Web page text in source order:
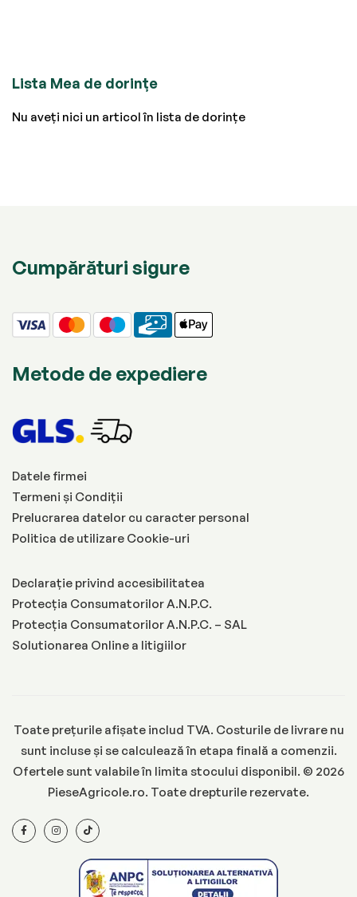
Lista Mea de dorințe
Nu aveți nici un articol în lista de dorințe
Cumpărături sigure
Metode de expediere
Datele firmei
Termeni și Condiții
Prelucrarea datelor cu caracter personal
Politica de utilizare Cookie-uri
Declarație privind accesibilitatea
Protecția Consumatorilor A.N.P.C.
Protecția Consumatorilor A.N.P.C. – SAL
Solutionarea Online a litigiilor
Toate prețurile afișate includ TVA. Costurile de livrare nu
sunt incluse și se calculează în etapa finală a comenzii.
Ofertele sunt valabile în limita stocului disponibil. © 2026
PieseAgricole.ro. Toate drepturile rezervate.